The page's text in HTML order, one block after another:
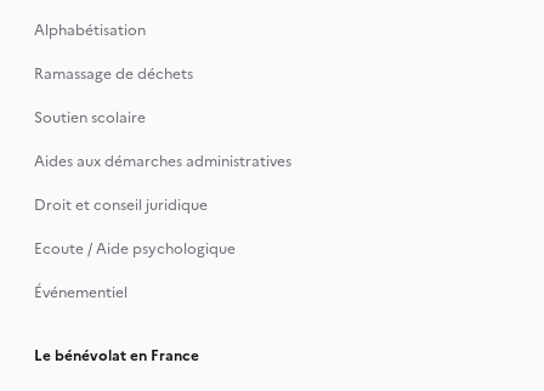
Alphabétisation
Ramassage de déchets
Soutien scolaire
Aides aux démarches administratives
Droit et conseil juridique
Ecoute / Aide psychologique
Événementiel
Le bénévolat en France